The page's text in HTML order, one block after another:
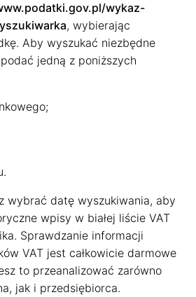
wykaz-
, wybierając
Aby wyszukać niezbędne
jedną z poniższych
wybrać datę wyszukiwania, aby
wpisy w białej liście VAT
Sprawdzanie informacji
VAT jest całkowicie darmowe
to przeanalizować zarówno
jak i przedsiębiorca.